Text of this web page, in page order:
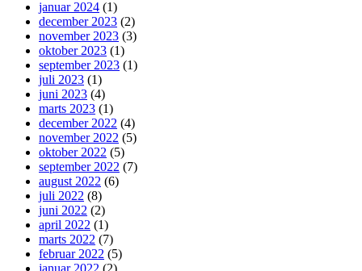
januar 2024 (1)
december 2023 (2)
november 2023 (3)
oktober 2023 (1)
september 2023 (1)
juli 2023 (1)
juni 2023 (4)
marts 2023 (1)
december 2022 (4)
november 2022 (5)
oktober 2022 (5)
september 2022 (7)
august 2022 (6)
juli 2022 (8)
juni 2022 (2)
april 2022 (1)
marts 2022 (7)
februar 2022 (5)
januar 2022 (2)